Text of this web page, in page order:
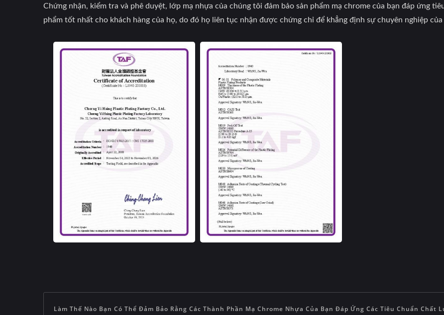
Chứng nhận, kiểm tra và phê duyệt, lớp mạ nhựa của chúng tôi đảm bảo sản phẩm mạ chrome của bạn đáp ứng
phẩm tốt nhất cho khách hàng của họ, do đó họ liên tục nhận được chứng chỉ để khẳng định sự chuyên nghiệp của
Làm Thế Nào Bạn Có Thể Đảm Bảo Rằng Các Thành Phần Mạ Chrome Nhựa Của Bạn Đáp Ứng Các Tiêu Chuẩn Chất